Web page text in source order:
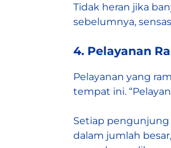
Tidak heran jika
sebelumnya,
4. Pelayanan
Pelayanan yang
tempat ini.
Setiap
dalam jumlah